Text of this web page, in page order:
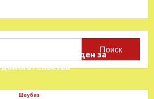
в кальмара» осужден за
Шоубиз